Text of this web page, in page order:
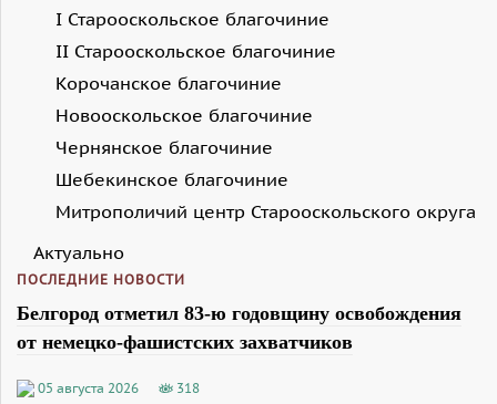
I Старооскольское благочиние
II Старооскольское благочиние
Корочанское благочиние
Новооскольское благочиние
Чернянское благочиние
Шебекинское благочиние
Митрополичий центр Старооскольского округа
Актуально
ПОСЛЕДНИЕ НОВОСТИ
Белгород отметил 83-ю годовщину освобождения
от немецко-фашистских захватчиков
05 августа 2026 318